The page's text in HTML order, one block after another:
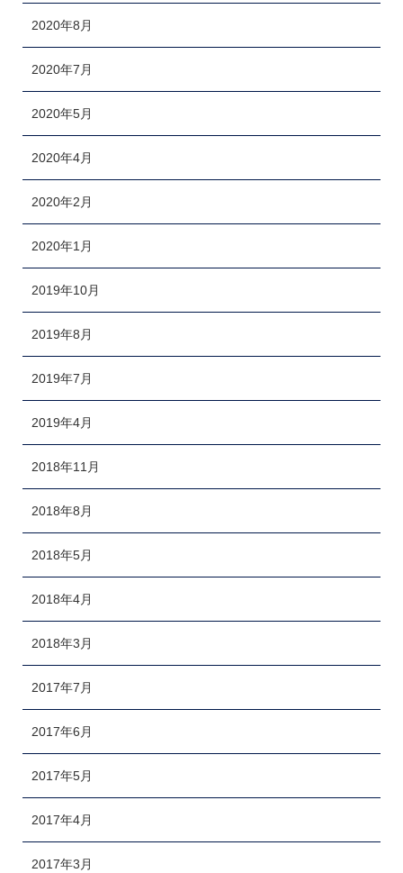
2020年8月
2020年7月
2020年5月
2020年4月
2020年2月
2020年1月
2019年10月
2019年8月
2019年7月
2019年4月
2018年11月
2018年8月
2018年5月
2018年4月
2018年3月
2017年7月
2017年6月
2017年5月
2017年4月
2017年3月